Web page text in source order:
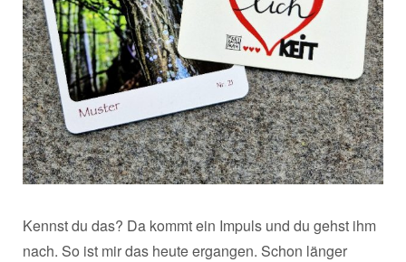
Kennst du das? Da kommt ein Impuls und du gehst ihm
nach. So ist mir das heute ergangen. Schon länger